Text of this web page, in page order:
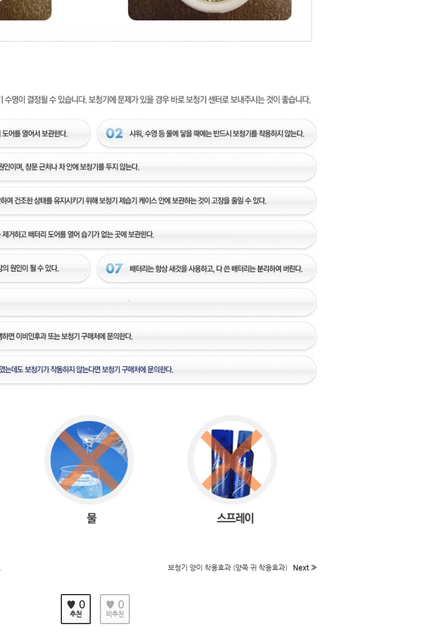
보청기 양이 착용효과 (양쪽 귀 착용효과) Next »
♥ 0
추천
♥ 0
비추천